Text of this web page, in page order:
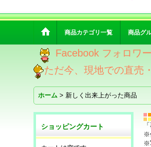
商品カテゴリ一覧 商品グ
Facebook フォロワ
ただ今、現地での直売
ホーム > 新しく出来上がった商品
ショッピングカート
※
※